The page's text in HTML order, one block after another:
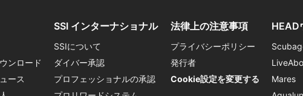
ンロード
ース
SSI インターナショナル
SSIについて
ダイバー承認
プロフェッショナルの承認
法律上の注意事項
プライバシーポリシー
発行者
Cookie設定を変更する
HEAD
Mares